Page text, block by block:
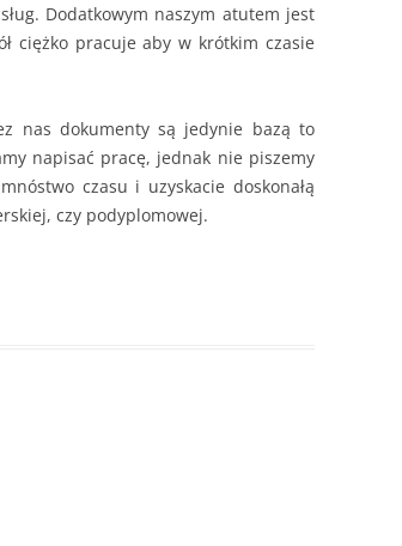
Dodatkowym naszym atutem jest
ciężko pracuje aby w krótkim czasie
nas dokumenty są jedynie bazą to
napisać pracę, jednak nie piszemy
czasu i uzyskacie doskonałą
czy podyplomowej.